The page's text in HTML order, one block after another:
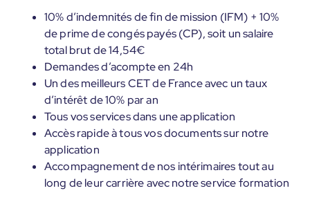
10% d’indemnités de fin de mission (IFM) + 10%
de prime de congés payés (CP), soit un salaire
total brut de 14,54€
Demandes d’acompte en 24h
Un des meilleurs CET de France avec un taux
d’intérêt de 10% par an
Tous vos services dans une application
Accès rapide à tous vos documents sur notre
application
Accompagnement de nos intérimaires tout au
long de leur carrière avec notre service formation